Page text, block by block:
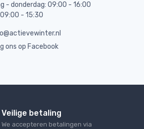
- donderdag: 09:00 - 16:00
- 15:30
ons op Facebook
Veilige betaling
We accepteren betalingen via